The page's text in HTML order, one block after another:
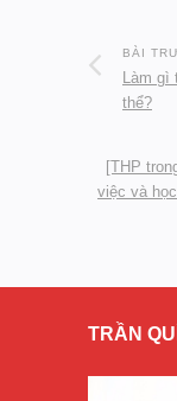
BÀI
Làm gì
thể?
[THP
việc và
TRẦN